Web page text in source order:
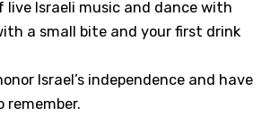
live Israeli music and dance with
a small bite and your first drink
Israel’s independence and have